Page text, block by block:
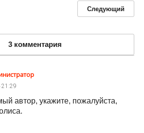
Следующий
3 комментария
21:29
автор, укажите, пожалуйста,